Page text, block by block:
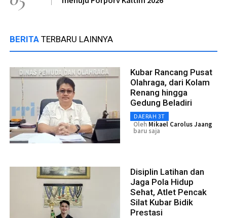
BERITA TERBARU LAINNYA
Kubar Rancang Pusat
Olahraga, dari Kolam
Renang hingga
Gedung Beladiri
DAERAH 3T
Oleh Mikael Carolus Jaang
baru saja
Disiplin Latihan dan
Jaga Pola Hidup
Sehat, Atlet Pencak
Silat Kubar Bidik
Prestasi